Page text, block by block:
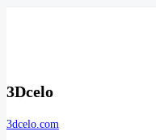
3Dcelo
3dcelo.com